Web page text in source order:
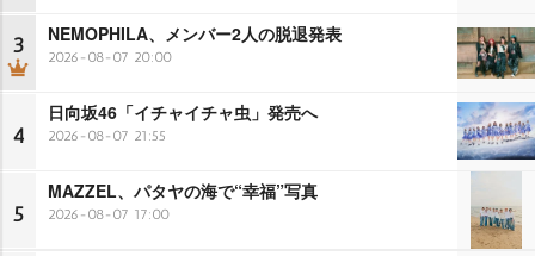
3 NEMOPHILA、メンバー2人の脱退発表
2026-08-07 20:00
4
日向坂46「イチャイチャ虫」発売へ
2026-08-07 21:55
5
MAZZEL、パタヤの海で“幸福”写真
2026-08-07 17:00